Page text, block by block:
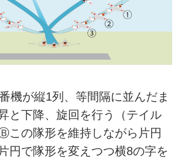
機が縦1列、等間隔に並んだま
と下降、旋回を行う（テイル
この隊形を維持しながら片円
円で隊形を変えつつ横8の字を